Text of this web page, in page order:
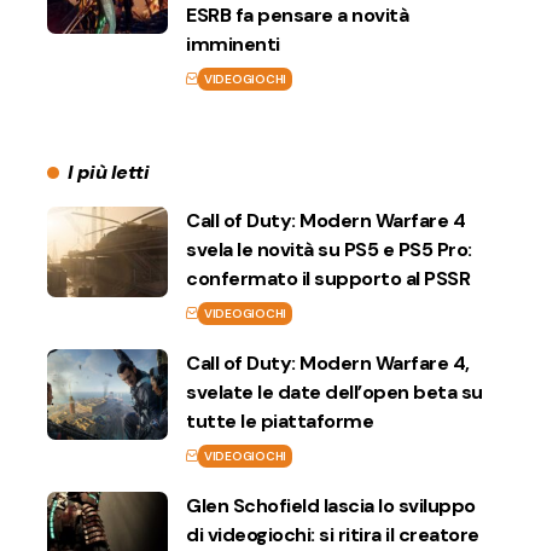
ESRB fa pensare a novità
imminenti
VIDEOGIOCHI
I più letti
Call of Duty: Modern Warfare 4
svela le novità su PS5 e PS5 Pro:
confermato il supporto al PSSR
VIDEOGIOCHI
Call of Duty: Modern Warfare 4,
svelate le date dell’open beta su
tutte le piattaforme
VIDEOGIOCHI
Glen Schofield lascia lo sviluppo
di videogiochi: si ritira il creatore